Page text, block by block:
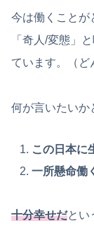
今は働くことが
「奇人/変態」
ています。（ど
何が言いたいか
この日本に
一所懸命働
十分幸せだとい